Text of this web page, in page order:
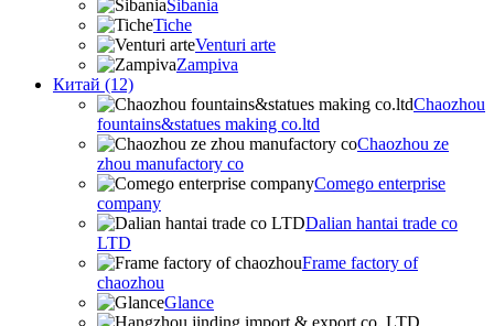
Sibania
Tiche
Venturi arte
Zampiva
Китай (12)
Chaozhou
fountains&statues making co.ltd
Chaozhou ze
zhou manufactory co
Comego enterprise
company
Dalian hantai trade co
LTD
Frame factory of
chaozhou
Glance